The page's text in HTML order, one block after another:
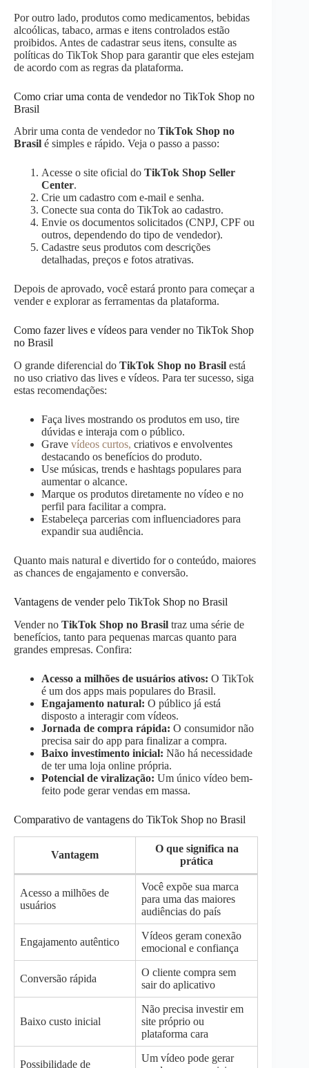
Por outro lado, produtos como medicamentos, bebidas
alcoólicas, tabaco, armas e itens controlados estão
proibidos. Antes de cadastrar seus itens, consulte as
políticas do TikTok Shop para garantir que eles estejam
de acordo com as regras da plataforma.
Como criar uma conta de vendedor no TikTok Shop no
Brasil
Abrir uma conta de vendedor no TikTok Shop no
Brasil é simples e rápido. Veja o passo a passo:
Acesse o site oficial do TikTok Shop Seller
Center.
Crie um cadastro com e-mail e senha.
Conecte sua conta do TikTok ao cadastro.
Envie os documentos solicitados (CNPJ, CPF ou
outros, dependendo do tipo de vendedor).
Cadastre seus produtos com descrições
detalhadas, preços e fotos atrativas.
Depois de aprovado, você estará pronto para começar a
vender e explorar as ferramentas da plataforma.
Como fazer lives e vídeos para vender no TikTok Shop
no Brasil
O grande diferencial do TikTok Shop no Brasil está
no uso criativo das lives e vídeos. Para ter sucesso, siga
estas recomendações:
Faça lives mostrando os produtos em uso, tire
dúvidas e interaja com o público.
Grave vídeos curtos, criativos e envolventes
destacando os benefícios do produto.
Use músicas, trends e hashtags populares para
aumentar o alcance.
Marque os produtos diretamente no vídeo e no
perfil para facilitar a compra.
Estabeleça parcerias com influenciadores para
expandir sua audiência.
Quanto mais natural e divertido for o conteúdo, maiores
as chances de engajamento e conversão.
Vantagens de vender pelo TikTok Shop no Brasil
Vender no TikTok Shop no Brasil traz uma série de
benefícios, tanto para pequenas marcas quanto para
grandes empresas. Confira:
Acesso a milhões de usuários ativos: O TikTok
é um dos apps mais populares do Brasil.
Engajamento natural: O público já está
disposto a interagir com vídeos.
Jornada de compra rápida: O consumidor não
precisa sair do app para finalizar a compra.
Baixo investimento inicial: Não há necessidade
de ter uma loja online própria.
Potencial de viralização: Um único vídeo bem-
feito pode gerar vendas em massa.
Comparativo de vantagens do TikTok Shop no Brasil
Vantagem
O que significa na
prática
Acesso a milhões de
usuários
Você expõe sua marca
para uma das maiores
audiências do país
Engajamento autêntico
Vídeos geram conexão
emocional e confiança
Conversão rápida
O cliente compra sem
sair do aplicativo
Baixo custo inicial
Não precisa investir em
site próprio ou
plataforma cara
Possibilidade de
Um vídeo pode gerar